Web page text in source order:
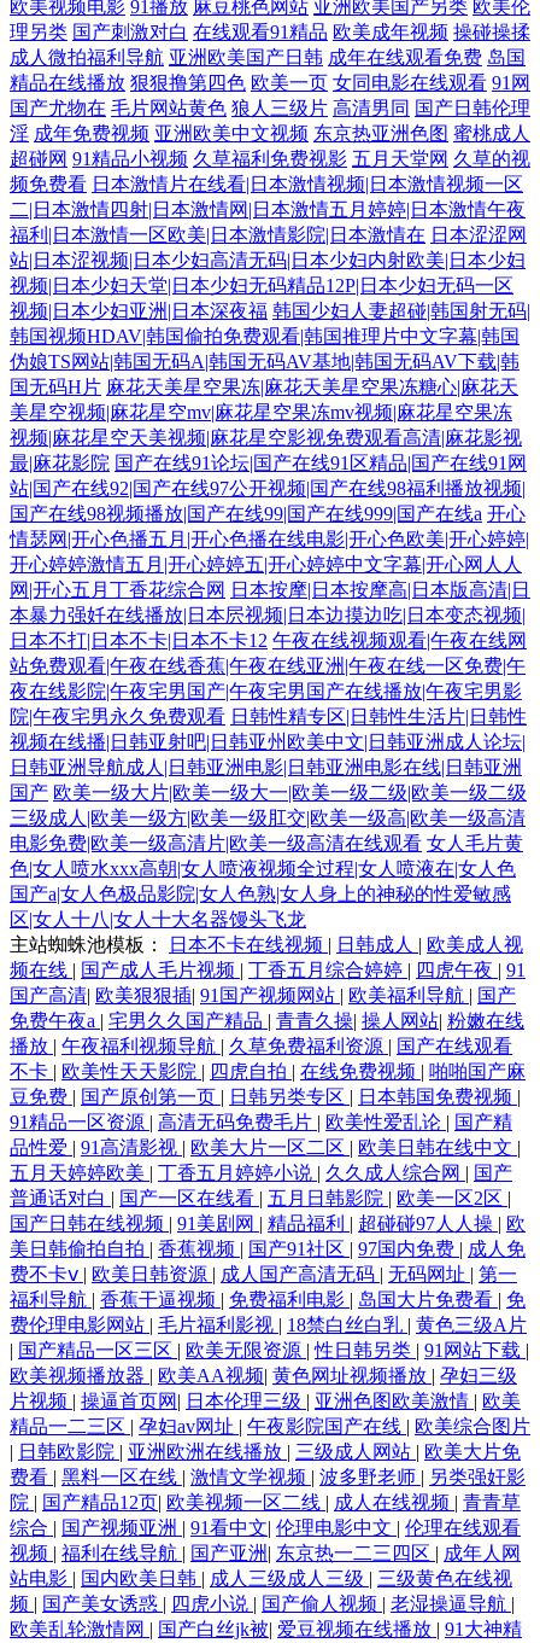
欧美视频电影 91播放 麻豆桃色网站 亚洲欧美国产另类 欧美伦
理另类 国产刺激对白 在线观看91精品 欧美成年视频 操碰操揉
成人微拍福利导航 亚洲欧美国产日韩 成年在线观看免费 岛国
精品在线播放 狠狠撸第四色 欧美一页 女同电影在线观看 91网
国产尤物在 毛片网站黄色 狼人三级片 高清男同 国产日韩伦理
淫 成年免费视频 亚洲欧美中文视频 东京热亚洲色图 蜜桃成人
超碰网 91精品小视频 久草福利免费视影 五月天堂网 久草的视
频免费看 日本激情片在线看|日本激情视频|日本激情视频一区
二|日本激情四射|日本激情网|日本激情五月婷婷|日本激情午夜
福利|日本激情一区欧美|日本激情影院|日本激情在 日本涩涩网
站|日本涩视频|日本少妇高清无码|日本少妇内射欧美|日本少妇
视频|日本少妇天堂|日本少妇无码精品12P|日本少妇无码一区
视频|日本少妇亚洲|日本深夜福 韩国少妇人妻超碰|韩国射无码|
韩国视频HDAV|韩国偷拍免费观看|韩国推理片中文字幕|韩国
伪娘TS网站|韩国无码A|韩国无码AV基地|韩国无码AV下载|韩
国无码H片 麻花天美星空果冻|麻花天美星空果冻糖心|麻花天
美星空视频|麻花星空mv|麻花星空果冻mv视频|麻花星空果冻
视频|麻花星空天美视频|麻花星空影视免费观看高清|麻花影视
最|麻花影院 国产在线91论坛|国产在线91区精品|国产在线91网
站|国产在线92|国产在线97公开视频|国产在线98福利播放视频|
国产在线98视频播放|国产在线99|国产在线999|国产在线a 开心
情瑟网|开心色播五月|开心色播在线电影|开心色欧美|开心婷婷|
开心婷婷激情五月|开心婷婷五|开心婷婷中文字幕|开心网人人
网|开心五月丁香花综合网 日本按摩|日本按摩高|日本版高清|日
本暴力强奷在线播放|日本屄视频|日本边摸边吃|日本变态视频|
日本不打|日本不卡|日本不卡12 午夜在线视频观看|午夜在线网
站免费观看|午夜在线香蕉|午夜在线亚洲|午夜在线一区免费|午
夜在线影院|午夜宅男国产|午夜宅男国产在线播放|午夜宅男影
院|午夜宅男永久免费观看 日韩性精专区|日韩性生活片|日韩性
视频在线播|日韩亚射吧|日韩亚州欧美中文|日韩亚洲成人论坛|
日韩亚洲导航成人|日韩亚洲电影|日韩亚洲电影在线|日韩亚洲
国产 欧美一级大片|欧美一级大一|欧美一级二级|欧美一级二级
三级成人|欧美一级方|欧美一级肛交|欧美一级高|欧美一级高清
电影免费|欧美一级高清片|欧美一级高清在线观看 女人毛片黄
色|女人喷水xxx高朝|女人喷液视频全过程|女人喷液在|女人色
国产a|女人色极品影院|女人色熟|女人身上的神秘的性爱敏感
区|女人十八|女人十大名器馒头飞龙
主站蜘蛛池模板：
日本不卡在线视频 | 日韩成人 | 欧美成人视
频在线 | 国产成人毛片视频 | 丁香五月综合婷婷 | 四虎午夜 | 91
国产高清| 欧美狠狠插| 91国产视频网站 | 欧美福利导航 | 国产
免费午夜a | 宅男久久国产精品 | 青青久操| 操人网站| 粉嫩在线
播放 | 午夜福利视频导航 | 久草免费福利资源 | 国产在线观看
不卡 | 欧美性天天影院 | 四虎自拍 | 在线免费视频 | 啪啪国产麻
豆免费 | 国产原创第一页 | 日韩另类专区 | 日本韩国免费视频 |
91精品一区资源 | 高清无码免费毛片 | 欧美性爱乱论 | 国产精
品性爱 | 91高清影视 | 欧美大片一区二区 | 欧美日韩在线中文 |
五月天婷婷欧美 | 丁香五月婷婷小说 | 久久成人综合网 | 国产
普通话对白 | 国产一区在线看 | 五月日韩影院 | 欧美一区2区 |
国产日韩在线视频 | 91美剧网 | 精品福利 | 超碰碰97人人操 | 欧
美日韩偷拍自拍 | 香蕉视频 | 国产91社区 | 97国内免费 | 成人免
费不卡ⅴ | 欧美日韩资源 | 成人国产高清无码 | 无码网址 | 第一
福利导航 | 香蕉干逼视频 | 免费福利电影 | 岛国大片免费看 | 免
费伦理电影网站 | 毛片福利影视 | 18禁白丝白乳 | 黄色三级A片
| 国产精品一区三区 | 欧美无限资源 |性日韩另类 | 91网站下载 |
欧美视频播放器 | 欧美AA视频| 黄色网址视频播放 | 孕妇三级
片视频 | 操逼首页网 | 日本伦理三级 | 亚洲色图欧美激情 | 欧美
精品一二三区 | 孕妇av网址 | 午夜影院国产在线 | 欧美综合图片
| 日韩欧影院 | 亚洲欧洲在线播放 | 三级成人网站 | 欧美大片免
费看 | 黑料一区在线 | 激情文学视频 | 波多野老师 | 另类强奸影
院 | 国产精品12页| 欧美视频一区二线 | 成人在线视频 | 青青草
综合 | 国产视频亚洲 | 91看中文| 伦理电影中文 | 伦理在线观看
视频 | 福利在线导航 | 国产亚洲 | 东京热一二三四区 | 成年人网
站电影 | 国内欧美日韩 | 成人三级成人三级 | 三级黄色在线视
频 | 国产美女诱惑 | 四虎小说 | 国产偷人视频 | 老湿操逼导航 |
欧美乱轮激情网 | 国产白丝jk被| 爱豆视频在线播放 | 91大神精